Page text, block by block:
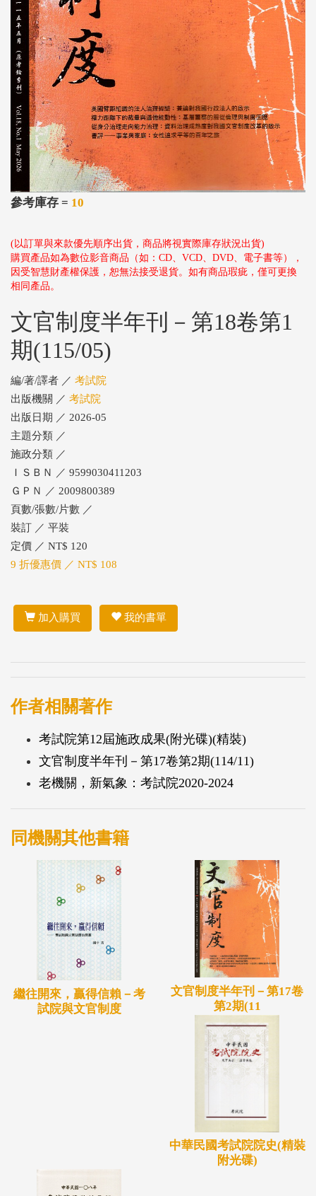
參考庫存 = 10
(以訂單與來款優先順序出貨，商品將視實際庫存狀況出貨)
購買產品如為數位影音商品（如：CD、VCD、DVD、電子書等），
因受智慧財產權保護，恕無法接受退貨。如有商品瑕疵，僅可更換
相同產品。
文官制度半年刊－第18卷第1
期(115/05)
編/著/譯者 ／ 考試院
出版機關 ／ 考試院
出版日期 ／ 2026-05
主題分類 ／
施政分類 ／
ＩＳＢＮ ／ 9599030411203
ＧＰＮ ／ 2009800389
頁數/張數/片數 ／
裝訂 ／ 平裝
定價 ／ NT$ 120
9 折優惠價 ／ NT$ 108
加入購買 我的書單
作者相關著作
考試院第12屆施政成果(附光碟)(精裝)
文官制度半年刊－第17卷第2期(114/11)
老機關，新氣象：考試院2020-2024
同機關其他書籍
繼往開來，贏得信賴－考
試院與文官制度
文官制度半年刊－第17卷
第2期(11
中華民國考試院院史(精裝
附光碟)